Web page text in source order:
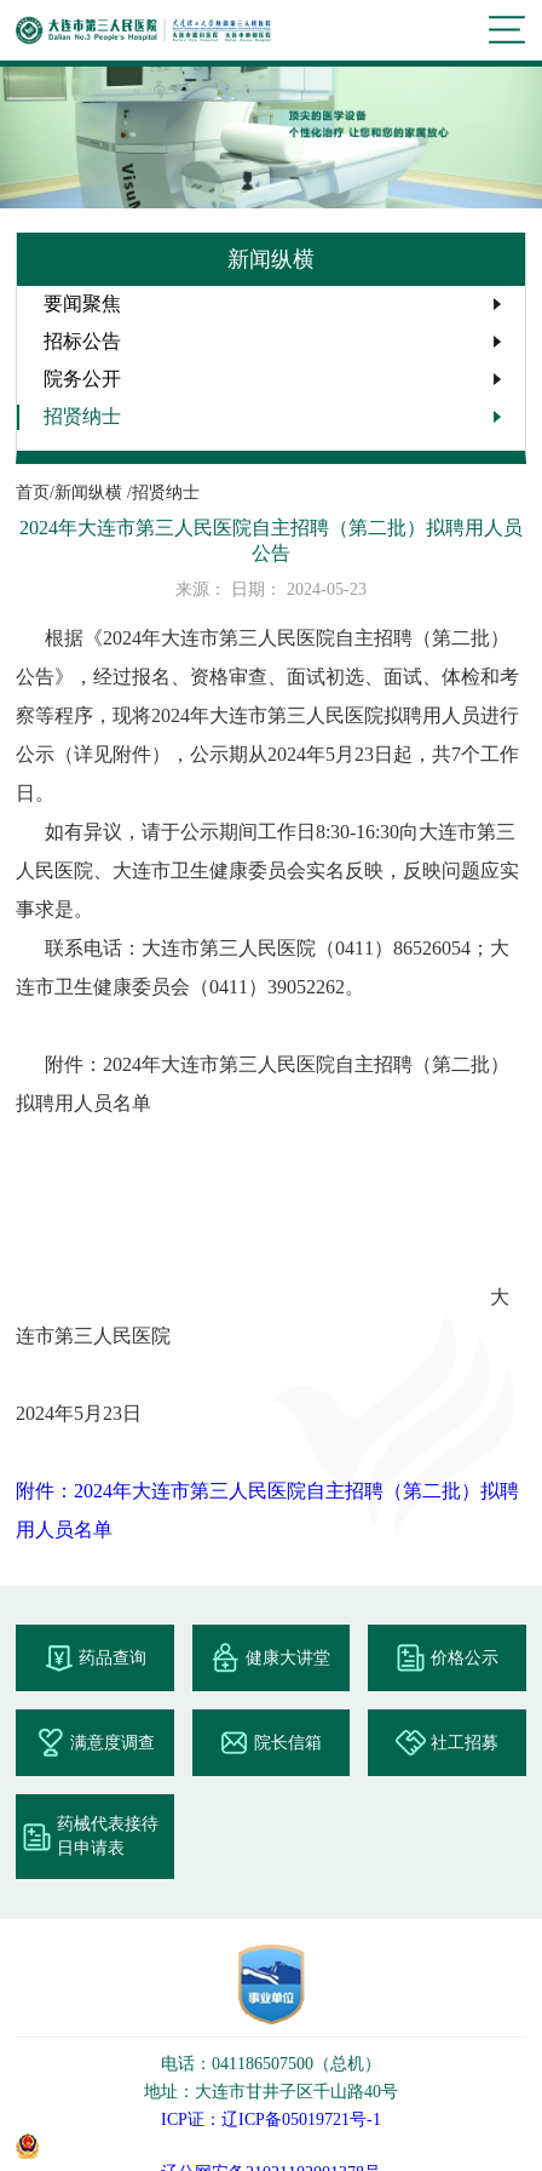
新闻纵横
要闻聚焦
招标公告
院务公开
招贤纳士
首页/新闻纵横 /招贤纳士
2024年大连市第三人民医院自主招聘（第二批）拟聘用人员
公告
来源： 日期： 2024-05-23
根据《2024年大连市第三人民医院自主招聘（第二批）
公告》，经过报名、资格审查、面试初选、面试、体检和考
察等程序，现将2024年大连市第三人民医院拟聘用人员进行
公示（详见附件），公示期从2024年5月23日起，共7个工作
日。
如有异议，请于公示期间工作日8:30-16:30向大连市第三
人民医院、大连市卫生健康委员会实名反映，反映问题应实
事求是。
联系电话：大连市第三人民医院（0411）86526054；大
连市卫生健康委员会（0411）39052262。
附件：2024年大连市第三人民医院自主招聘（第二批）
拟聘用人员名单
大
连市第三人民医院
2024年5月23日
附件：2024年大连市第三人民医院自主招聘（第二批）拟聘
用人员名单
药品查询 健康大讲堂 价格公示
满意度调查 院长信箱 社工招募
药械代表接待
日申请表
电话：041186507500（总机）
地址：大连市甘井子区千山路40号
ICP证：辽ICP备05019721号-1